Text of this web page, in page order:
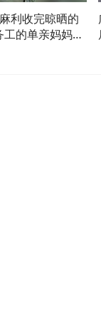
利收完晾晒的
的单亲妈妈看